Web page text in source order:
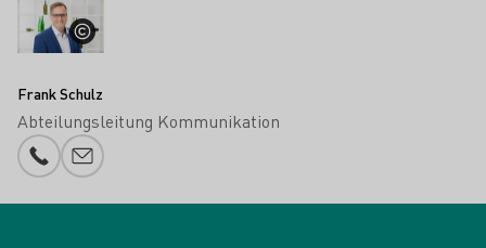
Frank Schulz
Abteilungsleitung Kommunikation
Telefonnummer
E-Mail-Adresse